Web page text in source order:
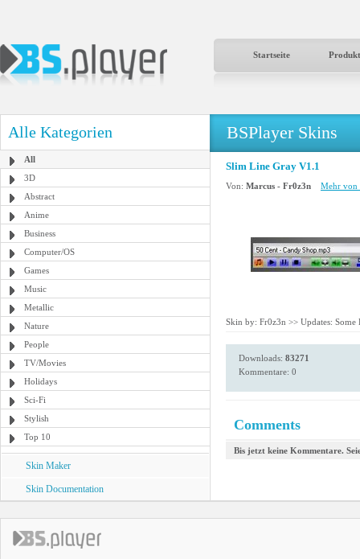
Startseite
Alle Kategorien
All
3D
Abstract
Anime
Business
Computer/OS
Games
Music
Metallic
Nature
People
TV/Movies
Holidays
Sci-Fi
Stylish
Top 10
Skin Maker
Skin Documentation
BSPlayer Skins
Slim Line Gray V1.1
Von: Marcus - Fr0z3n Mehr von
Skin by: Fr0z3n >> Updates:
Downloads: 83271
Kommentare: 0
Comments
Bis jetzt keine Kommentare.